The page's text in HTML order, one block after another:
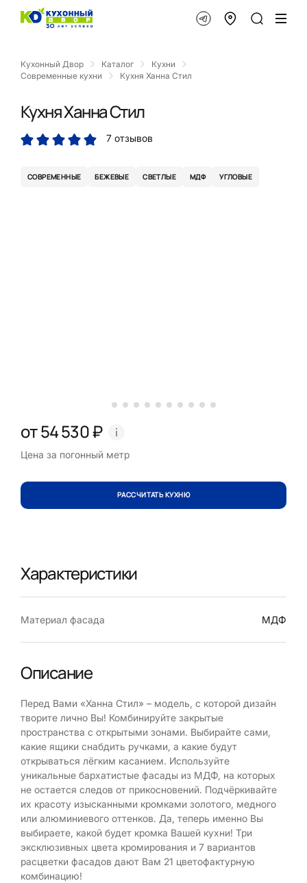
Кухонный Двор Каталог
Кухни
Современные кухни
Кухня Ханна Стил
Кухня Ханна Стил
7 отзывов
СОВРЕМЕННЫЕ БЕЖЕВЫЕ СВЕТЛЫЕ МДФ УГЛОВЫЕ
от 54 530 ₽
Цена за погонный метр
РАССЧИТАТЬ КУХНЮ
Характеристики
Материал фасада МДФ
Описание
Перед Вами «Ханна Стил» – модель, с которой дизайн
творите лично Вы! Комбинируйте закрытые
пространства с открытыми зонами. Выбирайте сами,
какие ящики снабдить ручками, а какие будут
открываться лёгким касанием. Используйте
уникальные бархатистые фасады из МДФ, на которых
не остается следов от прикосновений. Подчёркивайте
их красоту изысканными кромками золотого, медного
или алюминиевого оттенков. Да, теперь именно Вы
выбираете, какой будет кромка Вашей кухни! Три
эксклюзивных цвета кромирования и 7 вариантов
расцветки фасадов дают Вам 21 цветофактурную
комбинацию!